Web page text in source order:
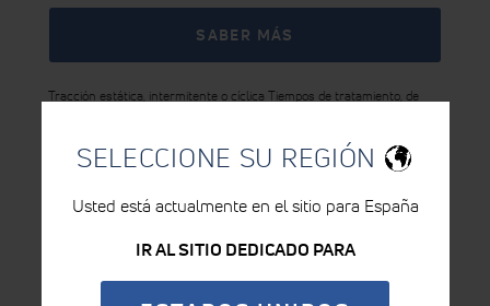
SELECCIONE SU REGIÓN
Usted está actualmente en el sitio para España
IR AL SITIO DEDICADO PARA
SABER MÁS
Tracción estática, intermitente o cíclica Tiempos de tratamiento, de